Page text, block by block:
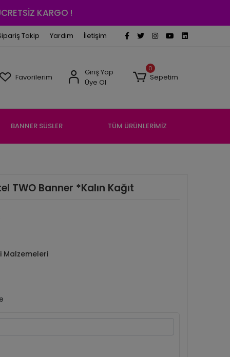
KARGO !
Takip Yardım İletişim
Favorilerim
Giriş Yap
Üye Ol
0
Sepetim
BANNER SÜSLER TÜM ÜRÜNLERİMİZ
TWO Banner *Kalın Kağıt
Malzemeleri